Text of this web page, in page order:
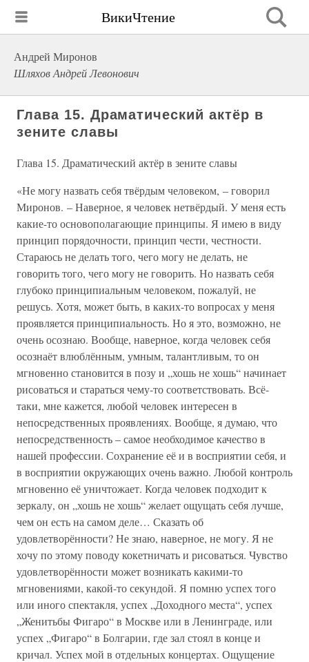
ВикиЧтение
Андрей Миронов
Шляхов Андрей Левонович
Глава 15. Драматический актёр в
зените славы
Глава 15. Драматический актёр в зените славы
«Не могу назвать себя твёрдым человеком, – говорил
Миронов. – Наверное, я человек нетвёрдый. У меня есть
какие-то основополагающие принципы. Я имею в виду
принцип порядочности, принцип чести, честности.
Стараюсь не делать того, чего могу не делать, не
говорить того, чего могу не говорить. Но назвать себя
глубоко принципиальным человеком, пожалуй, не
решусь. Хотя, может быть, в каких-то вопросах у меня
проявляется принципиальность. Но я это, возможно, не
очень осознаю. Вообще, наверное, когда человек себя
осознаёт влюблённым, умным, талантливым, то он
мгновенно становится в позу и „хошь не хошь“ начинает
рисоваться и стараться чему-то соответствовать. Всё-
таки, мне кажется, любой человек интересен в
непосредственных проявлениях. Вообще, я думаю, что
непосредственность – самое необходимое качество в
нашей профессии. Сохранение её и в восприятии себя, и
в восприятии окружающих очень важно. Любой контроль
мгновенно её уничтожает. Когда человек подходит к
зеркалу, он „хошь не хошь“ желает ощущать себя лучше,
чем он есть на самом деле… Сказать об
удовлетворённости? Не знаю, наверное, не могу. Я не
хочу по этому поводу кокетничать и рисоваться. Чувство
удовлетворённости может возникать какими-то
мгновениями, какой-то секундой. Я помню успех того
или иного спектакля, успех „Доходного места“, успех
„Женитьбы Фигаро“ в Москве или в Ленинграде, или
успех „Фигаро“ в Болгарии, где зал стоял в конце и
кричал. Успех мой в отдельных концертах. Ощущение